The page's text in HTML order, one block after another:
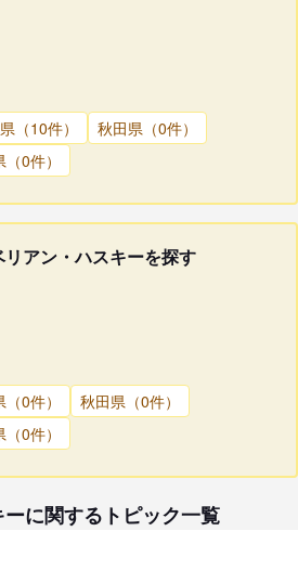
（10件）
秋田県（0件）
0件）
アン・ハスキーを探す
0件）
秋田県（0件）
0件）
に関するトピック一覧